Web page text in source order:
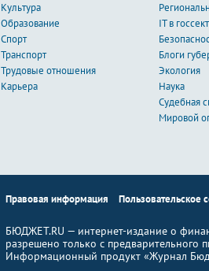
Культура
Образование
Спорт
Транспорт
Трудовые отношения
Карьера
IT в
Блоги
Экология
Наука
Судебная
Мировой
Правовая информация Пользовательское
БЮДЖЕТ.RU — интернет-издание о
разрешено только с предварительного
Информационный продукт «Журнал